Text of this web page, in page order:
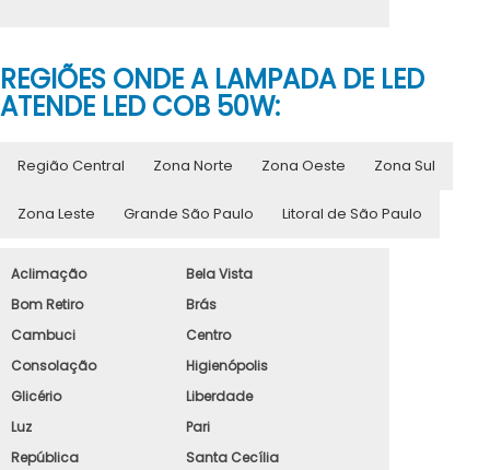
REGIÕES ONDE A LAMPADA DE LED
ATENDE LED COB 50W:
Região Central Zona Norte Zona Oeste Zona Sul
Zona Leste Grande São Paulo Litoral de São Paulo
Aclimação
Bela Vista
Bom Retiro
Brás
Cambuci
Centro
Consolação
Higienópolis
Glicério
Liberdade
Luz
Pari
República
Santa Cecília